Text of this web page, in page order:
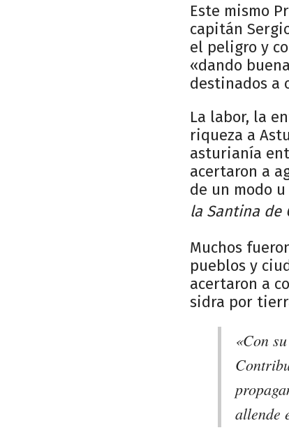
Este mismo
capitán
el peligro y
«dando
destinados a
La labor, la
riqueza a
asturianía
acertaron a
de un modo
la Santina de
Muchos
pueblos y
acertaron a
sidra por
«Con
allende